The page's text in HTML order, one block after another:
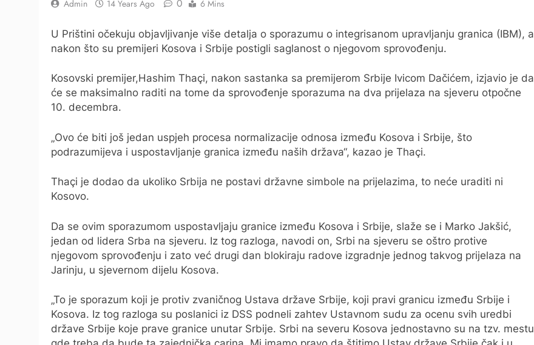
Admin 14 Years Ago 0 6 Mins
U Prištini očekuju objavljivanje više detalja o sporazumu o integrisanom upravljanju granica (IBM), a
nakon što su premijeri Kosova i Srbije postigli saglanost o njegovom sprovođenju.
Kosovski premijer,Hashim Thaçi, nakon sastanka sa premijerom Srbije Ivicom Dačićem, izjavio je da
će se maksimalno raditi na tome da sprovođenje sporazuma na dva prijelaza na sjeveru otpočne
10. decembra.
„Ovo će biti još jedan uspjeh procesa normalizacije odnosa između Kosova i Srbije, što
podrazumijeva i uspostavljanje granica između naših država“, kazao je Thaçi.
Thaçi je dodao da ukoliko Srbija ne postavi državne simbole na prijelazima, to neće uraditi ni
Kosovo.
Da se ovim sporazumom uspostavljaju granice između Kosova i Srbije, slaže se i Marko Jakšić,
jedan od lidera Srba na sjeveru. Iz tog razloga, navodi on, Srbi na sjeveru se oštro protive
njegovom sprovođenju i zato već drugi dan blokiraju radove izgradnje jednog takvog prijelaza na
Jarinju, u sjevernom dijelu Kosova.
„To je sporazum koji je protiv zvaničnog Ustava države Srbije, koji pravi granicu između Srbije i
Kosova. Iz tog razloga su poslanici iz DSS podneli zahtev Ustavnom sudu za ocenu svih uredbi
države Srbije koje prave granice unutar Srbije. Srbi na severu Kosova jednostavno su na tzv. mestu